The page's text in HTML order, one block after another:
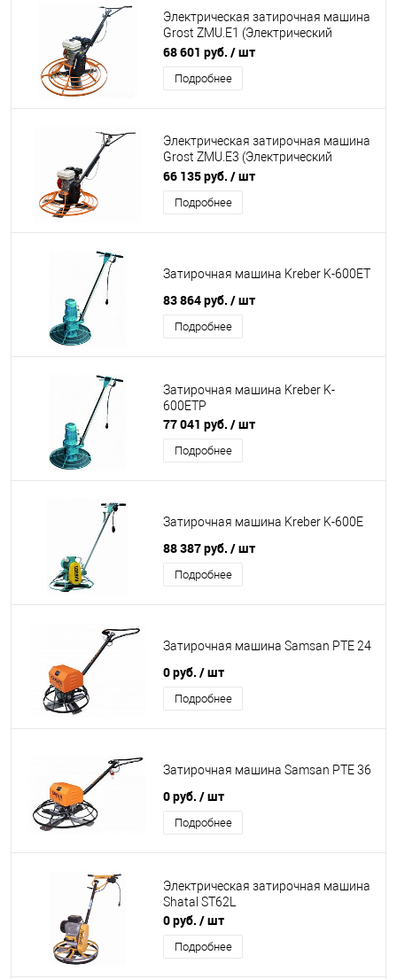
Электрическая затирочная машина
Grost ZMU.E1 (Электрический
привод, конфигурация 800 мм)
68 601 руб. / шт
Подробнее
Электрическая затирочная машина
Grost ZMU.E3 (Электрический
привод, конфигурация 800 мм)
66 135 руб. / шт
Подробнее
Затирочная машина Kreber K-600ET
83 864 руб. / шт
Подробнее
Затирочная машина Kreber K-
600ETP
77 041 руб. / шт
Подробнее
Затирочная машина Kreber K-600E
88 387 руб. / шт
Подробнее
Затирочная машина Samsan PTE 24
0 руб. / шт
Подробнее
Затирочная машина Samsan PTE 36
0 руб. / шт
Подробнее
Электрическая затирочная машина
Shatal ST62L
0 руб. / шт
Подробнее